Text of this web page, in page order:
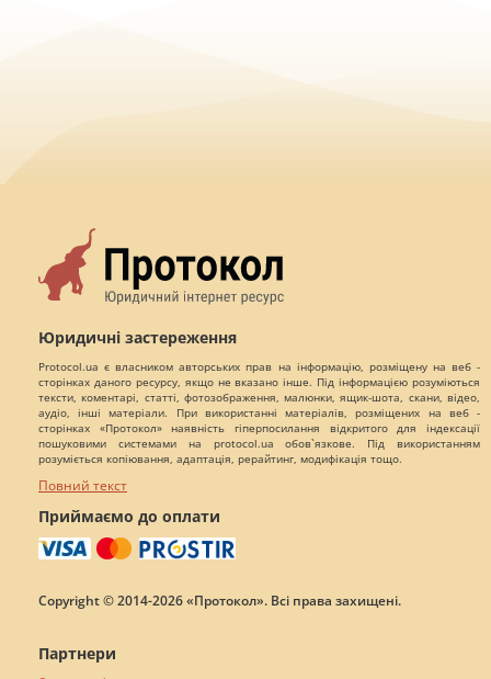
Юридичні застереження
Protocol.ua є власником авторських прав на інформацію, розміщену на веб -
сторінках даного ресурсу, якщо не вказано інше. Під інформацією розуміються
тексти, коментарі, статті, фотозображення, малюнки, ящик-шота, скани, відео,
аудіо, інші матеріали. При використанні матеріалів, розміщених на веб -
сторінках «Протокол» наявність гіперпосилання відкритого для індексації
пошуковими системами на protocol.ua обов`язкове. Під використанням
розуміється копіювання, адаптація, рерайтинг, модифікація тощо.
Повний текст
Приймаємо до оплати
Copyright © 2014-2026 «Протокол». Всі права захищені.
Партнери